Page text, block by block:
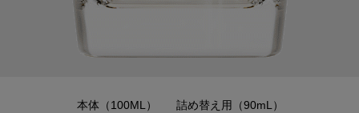
本体（100ML） 詰め替え用（90mL）